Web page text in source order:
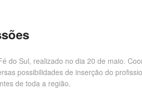
do Sul, realizado no dia 20 de maio.
possibilidades de inserção do
de toda a região.